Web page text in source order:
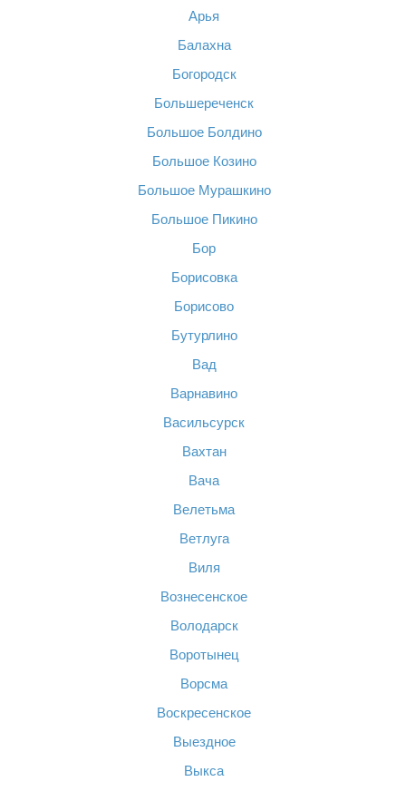
Арья
Балахна
Богородск
Большереченск
Большое Болдино
Большое Козино
Большое Мурашкино
Большое Пикино
Бор
Борисовка
Борисово
Бутурлино
Вад
Варнавино
Васильсурск
Вахтан
Вача
Велетьма
Ветлуга
Виля
Вознесенское
Володарск
Воротынец
Ворсма
Воскресенское
Выездное
Выкса